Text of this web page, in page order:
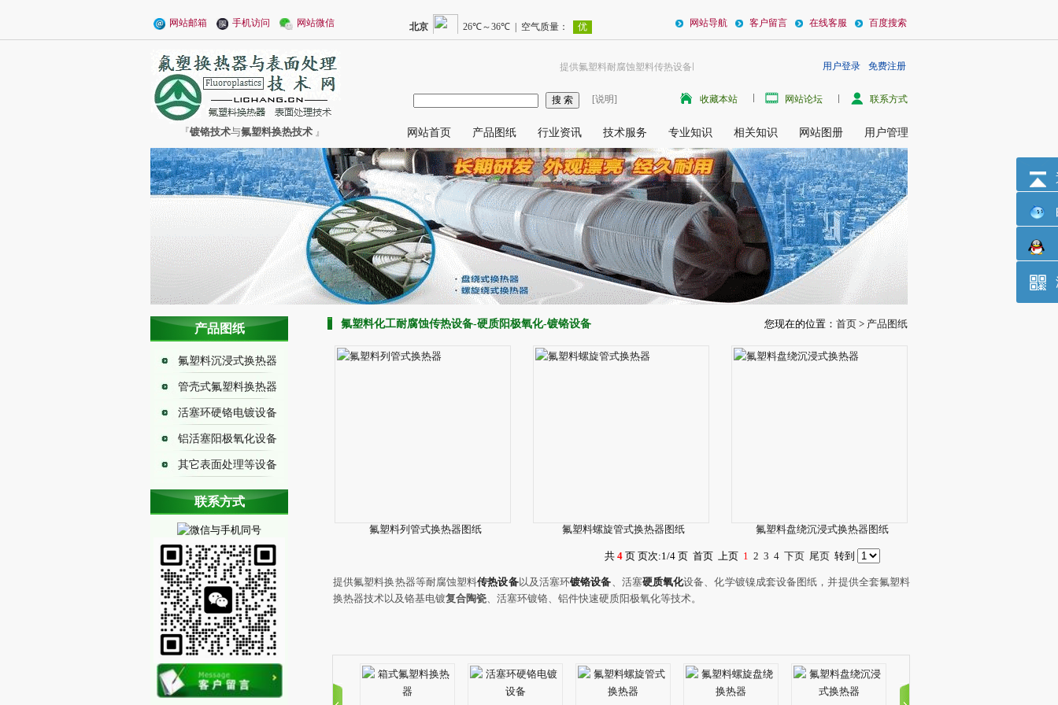
『镀铬技术与氟塑料换热技术 』
提供氟塑料耐腐蚀塑料传热设备以及活塞环镀铬设备、铝件阳极氧化设备，并提供全套氟塑料换热设备技术以及铬基
用户登录 免费注册
[说明] 收藏本站 网站论坛 联系方式
网站首页 产品图纸 行业资讯 技术服务 专业知识 相关知识 网站图册 用户管理
产品图纸
氟塑料沉浸式换热器
管壳式氟塑料换热器
活塞环硬铬电镀设备
铝活塞阳极氧化设备
其它表面处理等设备
耐腐蚀换热器
铁氟龙换热器
铁氟龙加热器
铁氟龙冷却器
阳极氧化冷却器
铁氟龙蒸发器
铁氟龙冷凝器
钢铁酸洗加热器
金属冶炼换热器
联系方式
氟塑料化工耐腐蚀传热设备-硬质阳极氧化-镀铬设备 您现在的位置： 首页 > 产品图纸
氟塑料列管式换热器图纸 氟塑料螺旋管式换热器图纸 氟塑料盘绕沉浸式换热器图纸
共 4 页 页次:1/4 页 首页 上页 1 2 3 4 下页 尾页 转到
提供氟塑料换热器等耐腐蚀塑料传热设备以及活塞环镀铬设备、活塞硬质氧化设备、化学镀镍成套设备图纸，并提供全套氟塑料
换热器技术以及铬基电镀复合陶瓷、活塞环镀铬、铝件快速硬质阳极氧化等技术。
网站邮箱 手机访问 网站微信 网站导航 客户留言 在线客服 百度搜索